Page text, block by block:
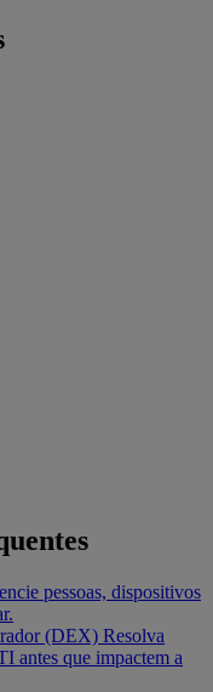
pessoas, dispositivos
(DEX) Resolva
antes que impactem a